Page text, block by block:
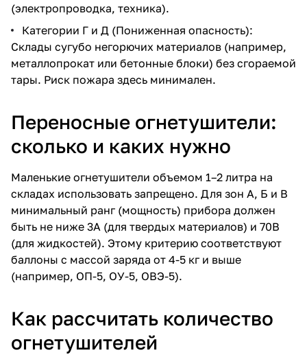
(электропроводка, техника).
Категории Г и Д (Пониженная опасность):
Склады сугубо негорючих материалов (например,
металлопрокат или бетонные блоки) без сгораемой
тары. Риск пожара здесь минимален.
Переносные огнетушители:
сколько и каких нужно
Маленькие огнетушители объемом 1–2 литра на
складах использовать запрещено. Для зон А, Б и В
минимальный ранг (мощность) прибора должен
быть не ниже 3А (для твердых материалов) и 70В
(для жидкостей). Этому критерию соответствуют
баллоны с массой заряда от 4-5 кг и выше
(например, ОП-5, ОУ-5, ОВЭ-5).
Как рассчитать количество
огнетушителей